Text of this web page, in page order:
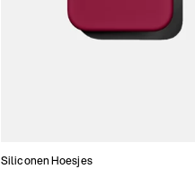
Siliconen Hoesjes